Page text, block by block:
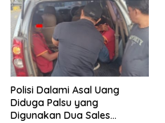
Polisi Dalami Asal Uang
Diduga Palsu yang
Digunakan Dua Sales